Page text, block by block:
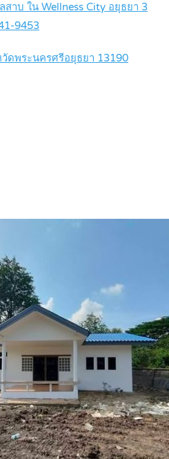
สาบ ใน Wellness City อยุธยา 3
9453
วัดพระนครศรีอยุธยา 13190